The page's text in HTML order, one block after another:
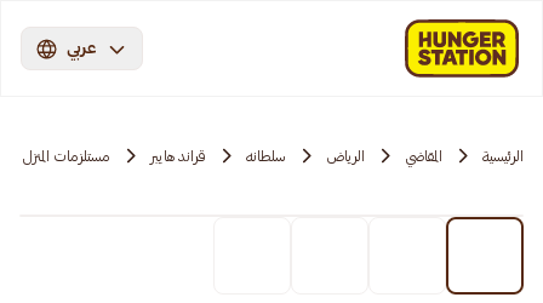
عربي
الرئيسية المقاضي الرياض سلطانه قراند هايبر مستلزمات المنزل